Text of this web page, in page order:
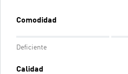
Comodidad
Deficiente
Calidad